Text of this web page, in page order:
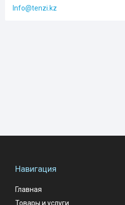
Info@tenzi.kz
Навигация
Главная
Товары и услуги